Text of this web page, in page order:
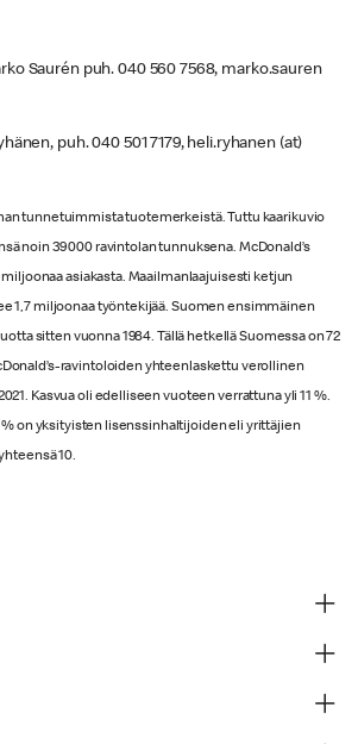
Saurén puh. 040 560 7568, marko.sauren
puh. 040 501 7179, heli.ryhanen (at)
tunnetuimmista tuotemerkeistä. Tuttu kaarikuvio
noin 39 000 ravintolan tunnuksena. McDonald’s
asiakasta. Maailmanlaajuisesti ketjun
1,7 miljoonaa työntekijää. Suomen ensimmäinen
sitten vuonna 1984. Tällä hetkellä Suomessa on 72
ravintoloiden yhteenlaskettu verollinen
Kasvua oli edelliseen vuoteen verrattuna yli 11 %.
% on yksityisten lisenssinhaltijoiden eli yrittäjien
10.